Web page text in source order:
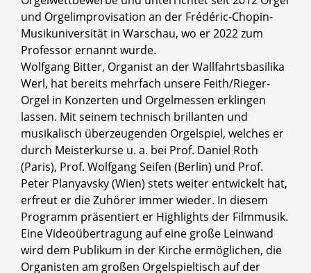
und Orgelimprovisation an der Frédéric-Chopin-
Musikuniversität in Warschau, wo er 2022 zum
Professor ernannt wurde.
Wolfgang Bitter, Organist an der Wallfahrtsbasilika
Werl, hat bereits mehrfach unsere Feith/Rieger-
Orgel in Konzerten und Orgelmessen erklingen
lassen. Mit seinem technisch brillanten und
musikalisch überzeugenden Orgelspiel, welches er
durch Meisterkurse u. a. bei Prof. Daniel Roth
(Paris), Prof. Wolfgang Seifen (Berlin) und Prof.
Peter Planyavsky (Wien) stets weiter entwickelt hat,
erfreut er die Zuhörer immer wieder. In diesem
Programm präsentiert er Highlights der Filmmusik.
Eine Videoübertragung auf eine große Leinwand
wird dem Publikum in der Kirche ermöglichen, die
Organisten am großen Orgelspieltisch auf der